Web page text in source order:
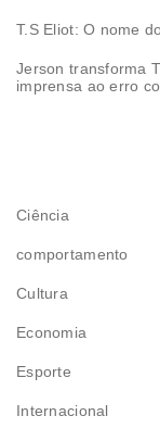
T.S Eliot: O nome
Jerson transforma
imprensa ao erro
Ciência
comportamento
Cultura
Economia
Esporte
Internacional